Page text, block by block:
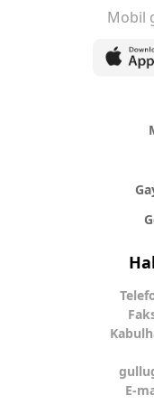
Mobil
E-